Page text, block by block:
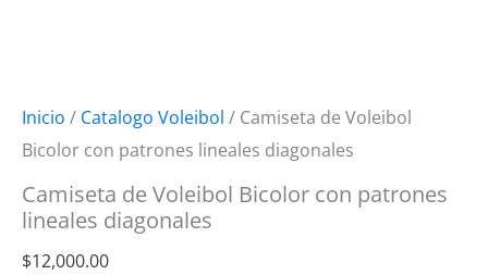
Inicio / Catalogo Voleibol / Camiseta de Voleibol
Bicolor con patrones lineales diagonales
Camiseta de Voleibol Bicolor con patrones
lineales diagonales
$12,000.00